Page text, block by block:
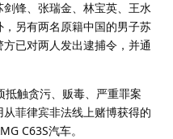
锋、张瑞金、林宝英、王水
另有两名原籍中国的男子苏
已对两人发出逮捕令，并通
触贪污、贩毒、严重罪案
从菲律宾非法线上赌博获得的
C63S汽车。